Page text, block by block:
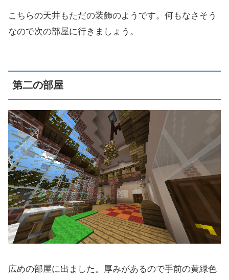
こちらの天井もただの装飾のようです。何もなさそう
なので次の部屋に行きましょう。
第二の部屋
広めの部屋に出ました。厚みがあるので手前の黄緑色